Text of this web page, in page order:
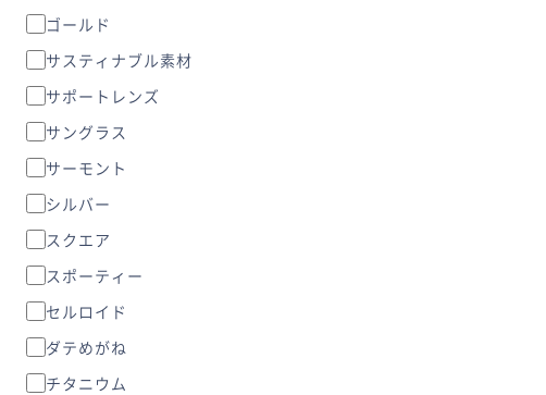
ゴールド
サスティナブル素材
サポートレンズ
サングラス
サーモント
シルバー
スクエア
スポーティー
セルロイド
ダテめがね
チタニウム